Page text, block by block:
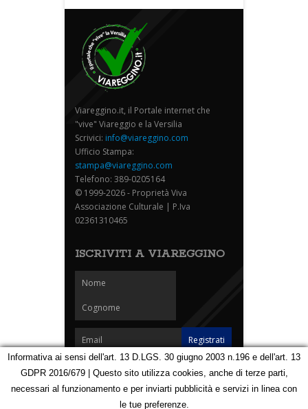
Viareggino.it, il Portale internet che
"vive" Viareggio e la Versilia
Scrivici: info@viareggino.com
Ufficio Stampa:
stampa@viareggino.com
Telefono: 389-0205164
© 1999-2026 - Proprietà Viva
Associazione Culturale | P.Iva
02361310465
ISCRIVITI A VIAREGGINO
Homepage Notizie Speciali Eventi
Foto Carnevale
Informativa ai sensi dell'art. 13 D.LGS. 30 giugno 2003 n.196 e dell'art. 13
GDPR 2016/679 | Questo sito utilizza cookies, anche di terze parti,
necessari al funzionamento e per inviarti pubblicità e servizi in linea con
le tue preferenze.